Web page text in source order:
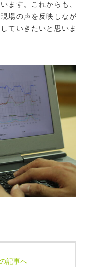
ます。これからも、
場の声を反映しなが
ていきたいと思いま
記事へ